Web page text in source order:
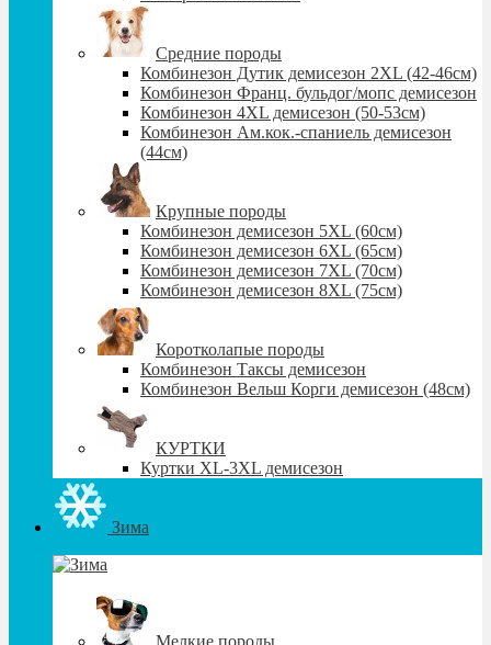
Средние породы
Комбинезон Дутик демисезон 2XL (42-46см)
Комбинезон Франц. бульдог/мопс демисезон
Комбинезон 4XL демисезон (50-53см)
Комбинезон Ам.кок.-спаниель демисезон
(44см)
Крупные породы
Комбинезон демисезон 5XL (60см)
Комбинезон демисезон 6XL (65см)
Комбинезон демисезон 7XL (70см)
Комбинезон демисезон 8XL (75см)
Коротколапые породы
Комбинезон Таксы демисезон
Комбинезон Вельш Корги демисезон (48см)
КУРТКИ
Куртки XL-3XL демисезон
Зима
Мелкие породы